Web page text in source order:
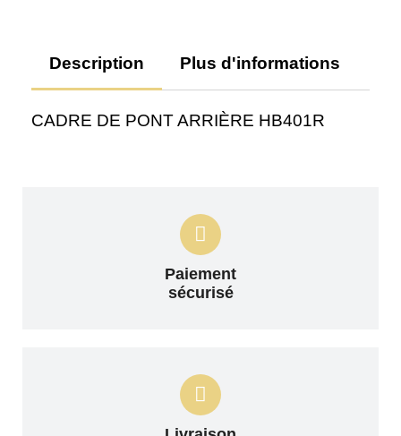
Description Plus d'informations
CADRE DE PONT ARRIÈRE HB401R
Paiement
sécurisé